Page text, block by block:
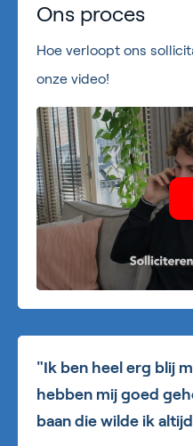
Ons proces
Hoe verloopt ons
onze video!
"Ik ben heel erg blij
hebben mij goed
baan die wilde ik